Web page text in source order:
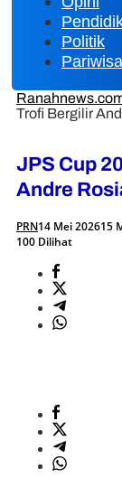
Politik
Trofi Bergilir
JPS Cup
Andre
PRN14 Mei 202615
100 Dilihat